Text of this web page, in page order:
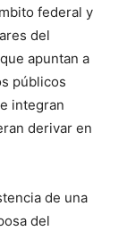
federal y
del
apuntan a
públicos
integran
derivar en
de una
del